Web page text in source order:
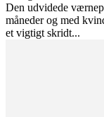
Den udvidede
måneder og med
et vigtigt skridt...